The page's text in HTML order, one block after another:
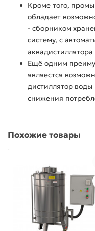
Кроме того,
обладает
- сборником
систему, с
Ещё одним
являестся
дистиллятор воды
снижения
Похожие товары